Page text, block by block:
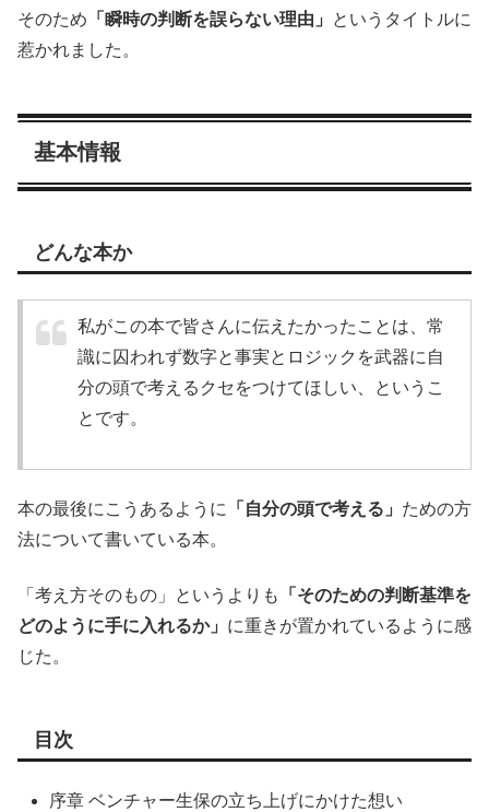
そのため 「瞬時の判断を誤らない理由」
というタイトルに
惹かれました。
基本情報
どんな本か
私がこの本で皆さんに伝えたかったことは、常
識に囚われず数字と事実とロジックを武器に自
分の頭で考えるクセをつけてほしい、というこ
とです。
本の最後にこうあるように 「自分の頭で考える」 ための方
法について書いている本。
「考え方そのもの」というよりも
「そのための判断基準を
どのように手に入れるか」 に重きが置かれているように感
じた。
目次
序章 ベンチャー生保の立ち上げにかけた想い